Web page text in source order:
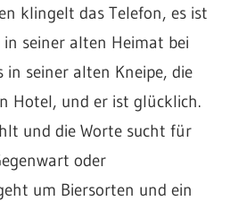
klingelt das Telefon, es ist
in seiner alten Heimat bei
in seiner alten Kneipe, die
Hotel, und er ist glücklich.
und die Worte sucht für
oder
um Biersorten und ein